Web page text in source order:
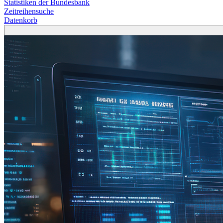
Statistiken der Bundesbank
Zeitreihensuche
Datenkorb